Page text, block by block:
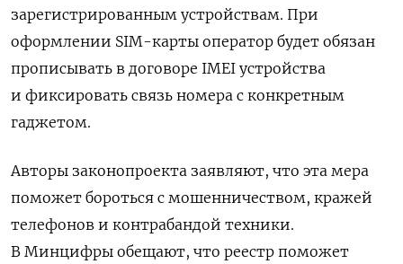
зарегистрированным устройствам. При
оформлении SIM-карты оператор будет обязан
прописывать в договоре IMEI устройства
и фиксировать связь номера с конкретным
гаджетом.
Авторы законопроекта заявляют, что эта мера
поможет бороться с мошенничеством, кражей
телефонов и контрабандой техники.
В Минцифры обещают, что реестр поможет